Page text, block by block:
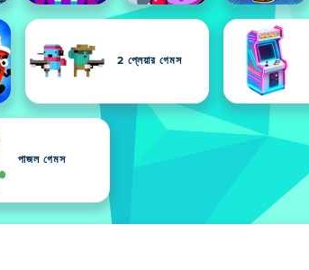
2 প্লেয়ার গেমস
পাজল গেমস